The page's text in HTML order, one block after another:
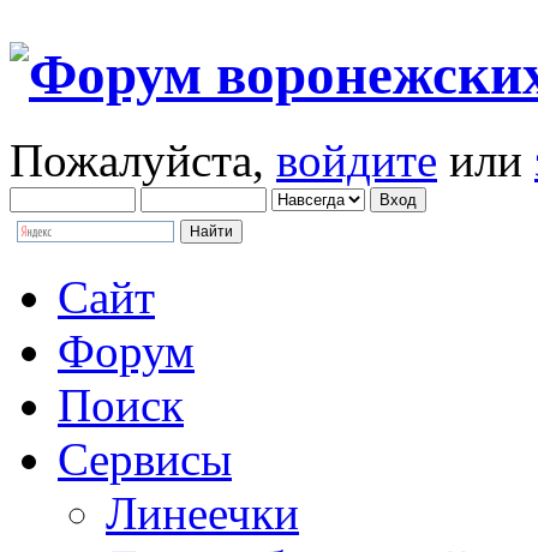
Пожалуйста, войдите или
Сайт
Форум
Поиск
Сервисы
Линеечки